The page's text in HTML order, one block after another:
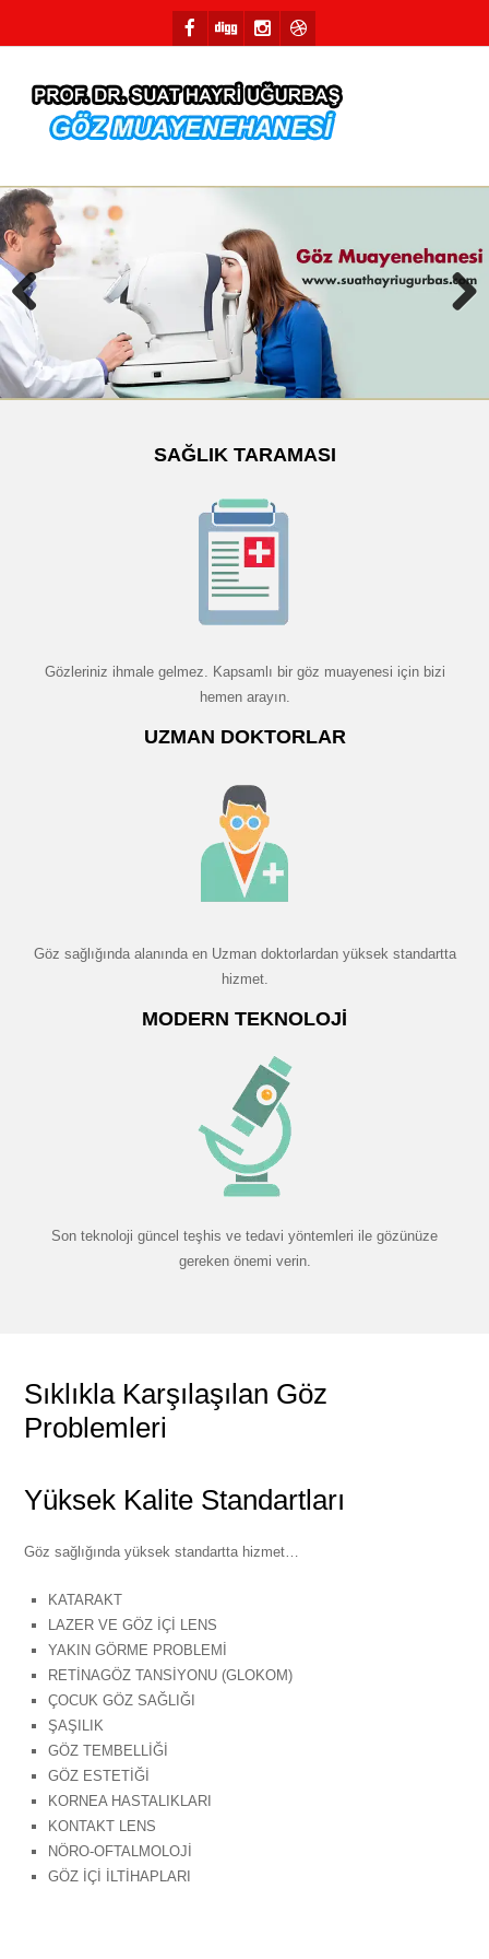
Previous
SAĞLIK TARAMASI
Gözleriniz ihmale gelmez. Kapsamlı bir göz muayenesi için bizi
hemen arayın.
UZMAN DOKTORLAR
Göz sağlığında alanında en Uzman doktorlardan yüksek standartta
hizmet.
MODERN TEKNOLOJI
Son teknoloji güncel teşhis ve tedavi yöntemleri ile gözünüze
gereken önemi verin.
Sıklıkla Karşılaşılan Göz
Problemleri
Yüksek Kalite Standartları
Göz sağlığında yüksek standartta hizmet…
KATARAKT
LAZER VE GÖZ İÇİ LENS
YAKIN GÖRME PROBLEMİ
RETİNAGÖZ TANSİYONU (GLOKOM)
ÇOCUK GÖZ SAĞLIĞI
ŞAŞILIK
GÖZ TEMBELLİĞİ
GÖZ ESTETİĞİ
KORNEA HASTALIKLARI
KONTAKT LENS
NÖRO-OFTALMOLOJİ
GÖZ İÇİ İLTİHAPLARI